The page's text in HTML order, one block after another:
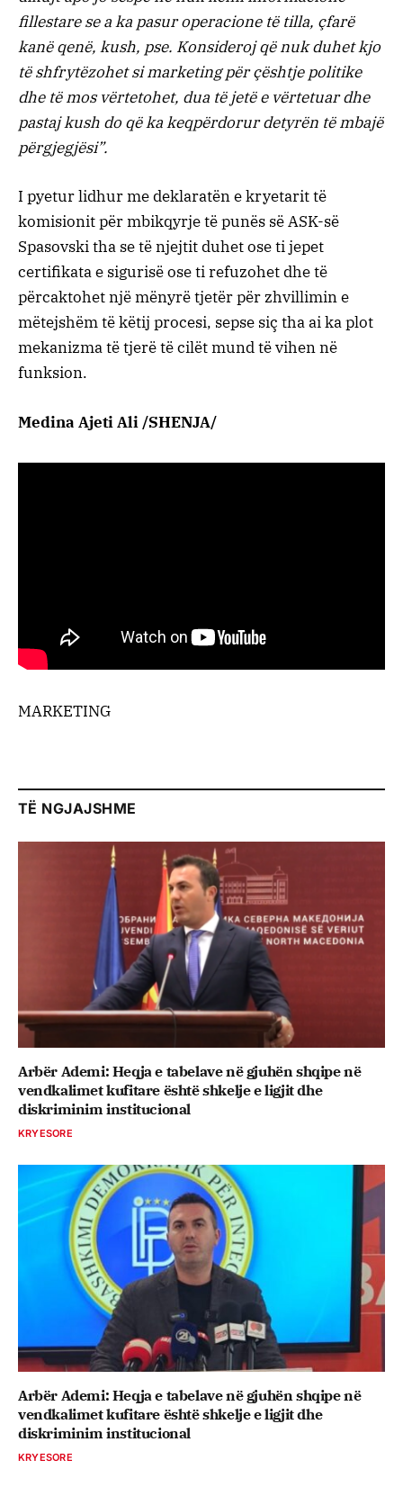
fillestare se a ka pasur operacione të tilla, çfarë
kanë qenë, kush, pse. Konsideroj që nuk duhet kjo
të shfrytëzohet si marketing për çështje politike
dhe të mos vërtetohet, dua të jetë e vërtetuar dhe
pastaj kush do që ka keqpërdorur detyrën të mbajë
përgjegjësi”.
I pyetur lidhur me deklaratën e kryetarit të
komisionit për mbikqyrje të punës së ASK-së
Spasovski tha se të njejtit duhet ose ti jepet
certifikata e sigurisë ose ti refuzohet dhe të
përcaktohet një mënyrë tjetër për zhvillimin e
mëtejshëm të këtij procesi, sepse siç tha ai ka plot
mekanizma të tjerë të cilët mund të vihen në
funksion.
Medina Ajeti Ali /SHENJA/
MARKETING
TË NGJAJSHME
Arbër Ademi: Heqja e tabelave në gjuhën shqipe në
vendkalimet kufitare është shkelje e ligjit dhe
diskriminim institucional
KRYESORE
Arbër Ademi: Heqja e tabelave në gjuhën shqipe në
vendkalimet kufitare është shkelje e ligjit dhe
diskriminim institucional
KRYESORE